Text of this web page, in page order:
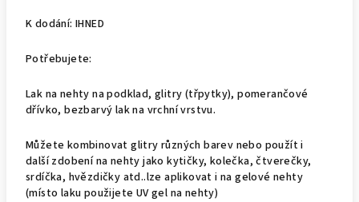
K dodání: IHNED
Potřebujete:
Lak na nehty na podklad, glitry (třpytky), pomerančové
dřívko, bezbarvý lak na vrchní vrstvu.
Můžete kombinovat glitry různých barev nebo použít i
další zdobení na nehty jako kytičky, kolečka, čtverečky,
srdíčka, hvězdičky atd..lze aplikovat i na gelové nehty
(místo laku použijete UV gel na nehty)